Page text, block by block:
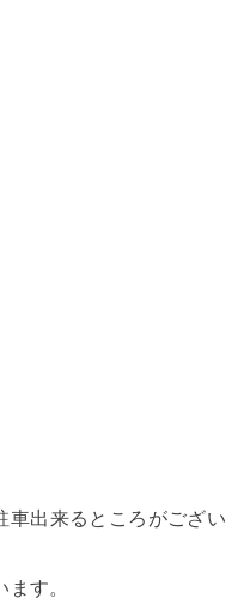
車出来るところがござい
す。